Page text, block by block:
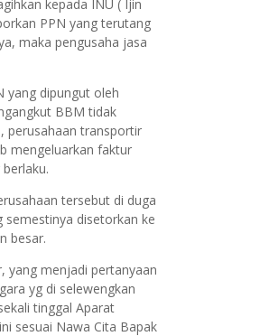
kepada INU ( Ijin
PPN yang terutang
maka pengusaha jasa
yang dipungut oleh
BBM tidak
perusahaan transportir
mengeluarkan faktur
tersebut di duga
disetorkan ke
besar.
yang menjadi pertanyaan
yg di selewengkan
tinggal Aparat
sesuai Nawa Cita Bapak